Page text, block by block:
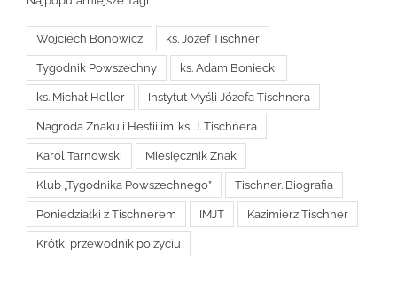
Wojciech Bonowicz ks. Józef Tischner
Tygodnik Powszechny ks. Adam Boniecki
ks. Michał Heller Instytut Myśli Józefa Tischnera
Nagroda Znaku i Hestii im. ks. J. Tischnera
Karol Tarnowski Miesięcznik Znak
Klub „Tygodnika Powszechnego” Tischner. Biografia
Poniedziałki z Tischnerem IMJT Kazimierz Tischner
Krótki przewodnik po życiu